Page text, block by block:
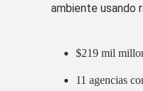
ambiente usando
$219 mil
11 agencias